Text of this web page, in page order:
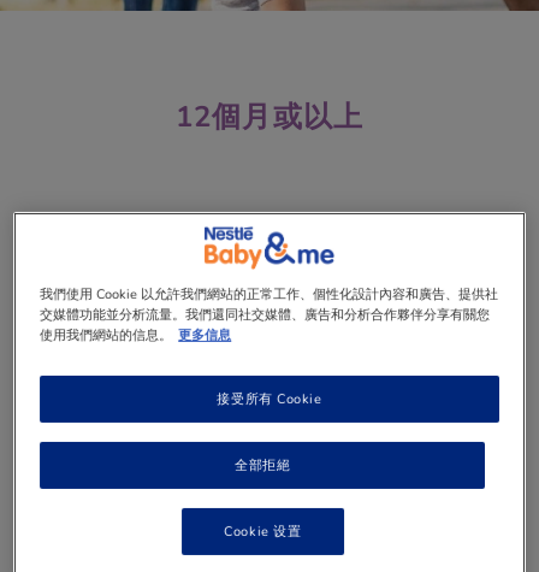
12個月或以上
看! 寶寶終於學行了! (學行期 – 12
個月以上)
學行中的寶寶每天都變得更加獨立，在進餐時您亦會留
意到。他可能會堅持自行進食而不用您來幫忙，現在他
用手指餵食的技能正在改進，也愛把玩匙羹。社交方
面，他很期待認識新朋友，甚至會加入交談對話。準備
好聆聽寶寶說出「好」、「無」等單字 ，他要藉此表達
他前所未有的獨立自主!
學行技能
我們使用 Cookie 以允許我們網站的正常工作、個性化設計內容和廣告、提供社
交媒體功能並分析流量。我們還同社交媒體、廣告和分析合作夥伴分享有關您
使用我們網站的信息。
更多信息
全部拒絕
接受所有 Cookie
Cookie 设置